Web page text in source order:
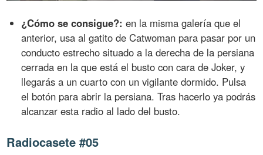
¿Cómo se consigue?: en la misma galería que el
anterior, usa al gatito de Catwoman para pasar por un
conducto estrecho situado a la derecha de la persiana
cerrada en la que está el busto con cara de Joker, y
llegarás a un cuarto con un vigilante dormido. Pulsa
el botón para abrir la persiana. Tras hacerlo ya podrás
alcanzar esta radio al lado del busto.
Radiocasete #05